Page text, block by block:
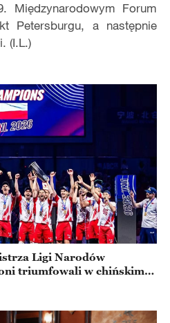
Międzynarodowym Forum
Petersburgu, a następnie
(I.L.)
Ligi Narodów
triumfowali w chińskim